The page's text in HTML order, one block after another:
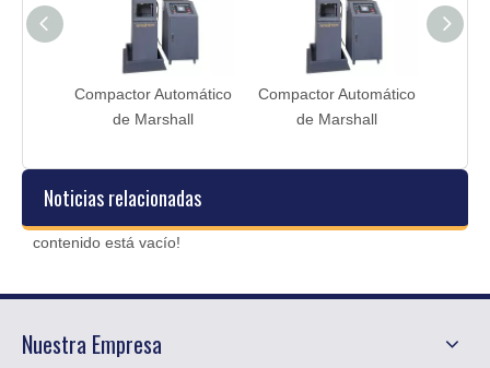
Compactor Automático
de Marshall
Compactor Automático
de Marshall
Noticias relacionadas
contenido está vacío!
Nuestra Empresa